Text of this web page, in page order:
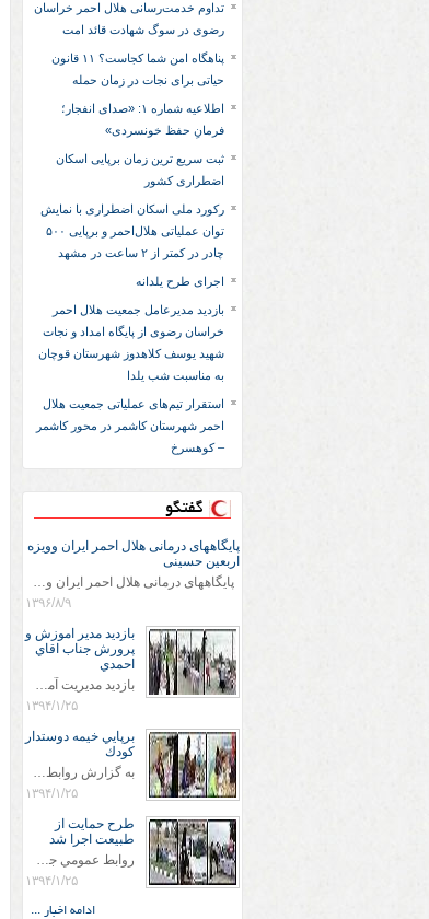
تداوم خدمت‌رسانی هلال احمر خراسان
رضوی در سوگ شهادت قائد امت
پناهگاه امن شما کجاست؟ ۱۱ قانون
حیاتی برای نجات در زمان حمله
اطلاعیه شماره ۱: «صدای انفجار؛
فرمانِ حفظ خونسردی»
ثبت سریع‌ ترین زمان برپایی اسکان
اضطراری کشور
رکورد ملی اسکان اضطراری با نمایش
توان عملیاتی هلال‌احمر و برپایی ۵۰۰
چادر در کمتر از ۲ ساعت در مشهد
اجرای طرح یلدانه
بازدید مدیرعامل جمعیت هلال احمر
خراسان رضوی از پایگاه امداد و نجات
شهید یوسف کلاهدوز شهرستان قوچان
به مناسبت شب یلدا
استقرار تیم‌های عملیاتی جمعیت هلال
احمر شهرستان کاشمر در محور کاشمر
– کوهسرخ
گفتگو
پایگاههای درمانی هلال احمر ایران وویزه
اربعین حسینی
پایگاههای درمانی هلال احمر ایران وویزه اربعین حسینی
۱۳۹۶/۸/۹
بازديد مدير اموزش و
پرورش جناب اقاي
احمدي
بازديد مديريت آموزش و پروش جناب اقاي احمدي به همراه اعضاي ستاد اسكان آموزش و پروش شهرستان سرخس در ساعت 11:30 در مورخه 11/1/1394 صورت گرفت و مسئولین با حضور در پست مسافرين نوروزی كه جمعیت هلال احمر شهرستان از نزدیک در جریان روند اجرای طرح های قرار گرفتند .
۱۳۹۴/۱/۲۵
برپايي خيمه دوستدار
كودك
به گزارش روابط عمومي جمعيت هلال احمر شهرستان سرخس علاوه بر اجرای خدمات امدادی، راهنمایی های گردشگری و موقعیت های جغرافیایی و برپایی چادرهای سلامت به منظور سنجش رایگان فشار و قندخون مسافران، ، خيمه هايي.با عنوان دوستدار کودک تجهیزشده که دراین فضا کودکان مراجعه کننده از طریق نقاشی و سایر هنرهای تجسمی با مفاهیم جمعیت هلال احمر و اصول هفتگانه آن آشنا می شوند. به دليل حضور چشم گير كودكان و خانواده ها سعی شده در قالب های متناسب با سنین کودکان مراجعه کنند
۱۳۹۴/۱/۲۵
طرح حمايت از
طبيعت اجرا شد
روابط عمومي جمعيت هلال احمر سرخس جمعيت هلال احمر سرخس در روز طبيعت جوانان جمعيت هلال احمر سرخس در راستاي حفاظت و حمايت از محيط زيست با انگيزه داشتن طبيعت زيبا و بدون زباله و جهت فرهنگ سازي طرح حمايت از طبيعت را اجرا نمودند. اين طرح با رويكرد حمايتي و اموزشي در خصوص اشتي باطبيعت اجرا شد و در اين طرح 700 عدد كيسه زباله وبروشور در خروجي هاي شهر بين همشهريان و مسافرين نوروزي توزيع گرديد و در راه بازگشت كيسه هاي زباله توسط همشهريان به مامورين محترم شهرداري مستقر در ورودي شهر
۱۳۹۴/۱/۲۵
ادامه اخبار ...